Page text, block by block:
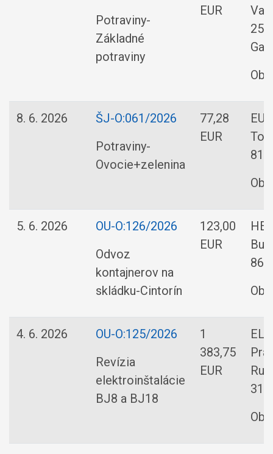
Potraviny-
Základné
potraviny
EUR
25/
8. 6. 2026
ŠJ-O:061/2026
Potraviny-
Ovocie+zelenina
77,28
EUR
5. 6. 2026
OU-O:126/2026
Odvoz
kontajnerov na
skládku-Cintorín
123,00
EUR
86
4. 6. 2026
OU-O:125/2026
Revízia
elektroinštalácie
BJ8 a BJ18
1
383,75
EUR